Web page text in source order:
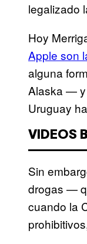
legalizado
Hoy
Apple son
alguna
Alaska — y
Uruguay
VIDEOS
Sin
drogas —
cuando la